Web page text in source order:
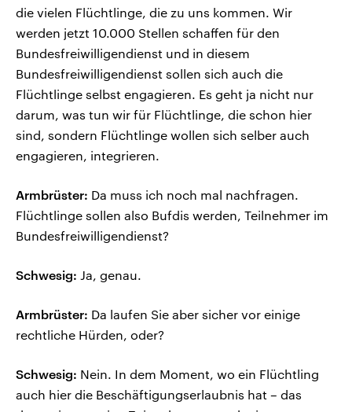
die vielen Flüchtlinge, die zu uns kommen. Wir
werden jetzt 10.000 Stellen schaffen für den
Bundesfreiwilligendienst und in diesem
Bundesfreiwilligendienst sollen sich auch die
Flüchtlinge selbst engagieren. Es geht ja nicht nur
darum, was tun wir für Flüchtlinge, die schon hier
sind, sondern Flüchtlinge wollen sich selber auch
engagieren, integrieren.
Armbrüster: Da muss ich noch mal nachfragen.
Flüchtlinge sollen also Bufdis werden, Teilnehmer im
Bundesfreiwilligendienst?
Schwesig: Ja, genau.
Armbrüster: Da laufen Sie aber sicher vor einige
rechtliche Hürden, oder?
Schwesig: Nein. In dem Moment, wo ein Flüchtling
auch hier die Beschäftigungserlaubnis hat – das